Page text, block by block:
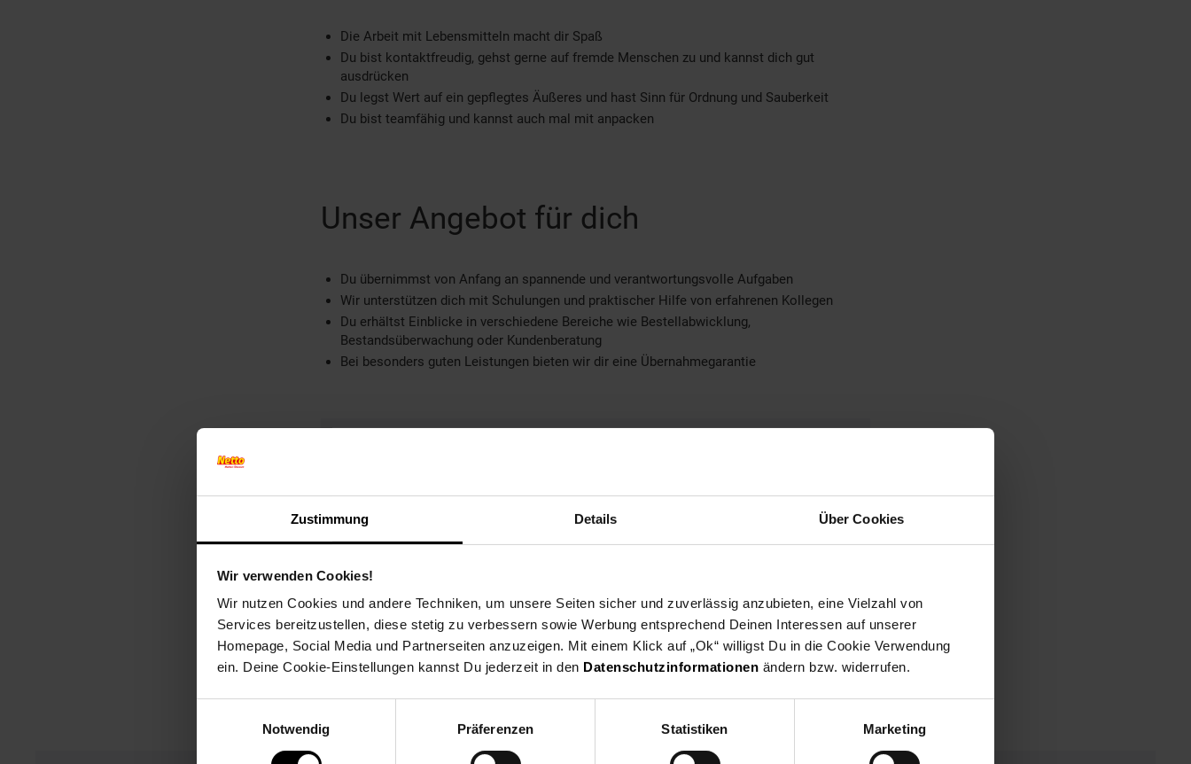
Zustimmung Details Über Cookies
Wir verwenden Cookies!
Wir nutzen Cookies und andere Techniken, um unsere Seiten sicher und zuverlässig anzubieten, eine Vielzahl von
Services bereitzustellen, diese stetig zu verbessern sowie Werbung entsprechend Deinen Interessen auf unserer
Homepage, Social Media und Partnerseiten anzuzeigen. Mit einem Klick auf „Ok“ willigst Du in die Cookie Verwendung
ein. Deine Cookie-Einstellungen kannst Du jederzeit in den Datenschutzinformationen ändern bzw. widerrufen.
Notwendig
Präferenzen Statistiken Marketing
Die Arbeit mit Lebensmitteln macht dir Spaß
Du bist kontaktfreudig, gehst gerne auf fremde Menschen zu und kannst dich gut
ausdrücken
Du legst Wert auf ein gepflegtes Äußeres und hast Sinn für Ordnung und Sauberkeit
Du bist teamfähig und kannst auch mal mit anpacken
Unser Angebot für dich
Du übernimmst von Anfang an spannende und verantwortungsvolle Aufgaben
Wir unterstützen dich mit Schulungen und praktischer Hilfe von erfahrenen Kollegen
Du erhältst Einblicke in verschiedene Bereiche wie Bestellabwicklung,
Bestandsüberwachung oder Kundenberatung
Bei besonders guten Leistungen bieten wir dir eine Übernahmegarantie
Information und Bewerbung
Bewerben per Formular